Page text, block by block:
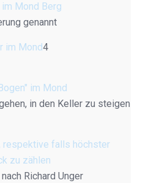
Mond Berg
genannt
im Mond4
im Mond
in den Keller zu steigen
respektive falls höchster
zu zählen
Richard Unger